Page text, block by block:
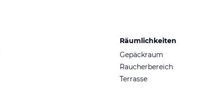
Räumlichkeiten
Gepäckraum
Raucherbereich
Terrasse